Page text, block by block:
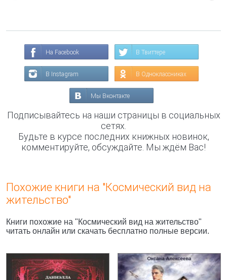
На Facebook В Твиттере
В Instagram В Одноклассниках
Мы Вконтакте
Подписывайтесь на наши страницы в социальных
сетях.
Будьте в курсе последних книжных новинок,
комментируйте, обсуждайте. Мы ждём Вас!
Похожие книги на "Космический вид на
жительство"
Книги похожие на "Космический вид на жительство"
читать онлайн или скачать бесплатно полные версии.